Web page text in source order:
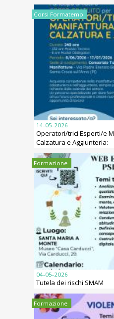
Corsi Formatemp
14-05-2026
Operatori/trici Esperti/e
Calzatura e Aggiunteria:
Formazione
04-05-2026
Tutela dei rischi SMAM
Formazione